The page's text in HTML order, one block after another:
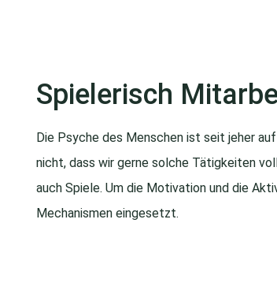
Spielerisch
Die Psyche des Menschen ist seit jeher
nicht, dass wir gerne solche Tätigkeiten
auch Spiele. Um die Motivation und die
Mechanismen eingesetzt.